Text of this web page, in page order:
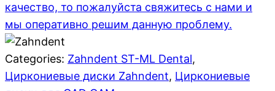
качество, то пожалуйста свяжитесь с нами и
мы оперативно решим данную проблему.
Categories: Zahndent ST-ML Dental,
Циркониевые диски Zahndent, Циркониевые